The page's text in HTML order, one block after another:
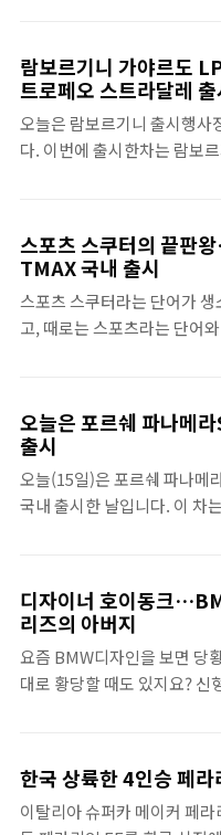
는 52kg•m(4,750rpm)을 발
도는 285km 인 차라고 합니
료이탈리안 하이 퍼포먼스 카
입사 ㈜FMK가 4인승 카브리
오 스포츠(Gra..
다. ^^ 사진도 찍었습니다.
터보 출시현장
람보르기니 가야르도
트로페오 스트라달레
뭐 이리 복잡해?
오늘은 람보르기니 출시행사
다. 이번에 출시한차는 람보
명 드리겠슴다. -- 가야르도
의 모델명입니다. 람보르기니
긴 작고 잘달리는 차를 가야
다. 람보르기니의 최고모델
은 오히려 뛰어나 레이스에
만 한국 소비자들은 이런 차보
고를 선호하는 모양입니다.
한 이름은 람보르기니의 독특
요. LP는 Longitudinal
스포츠 스쿠터의 끝판
TMAX 국내 출시
스포츠 스쿠터라는 단어가 생
고, 때로는 스포츠라는 단어
대로 '스쿠터'라면 50cc에,
깨 배달하는 그런 바이크 정도
도 있겠어요. 하지만 스포츠
를 합친 개념의 바이크도 있
주로 빅스쿠터라 불리는 모
쿠터들은 결국 스포츠성을 더
'스포츠 스쿠터'라는 장르를
장르가 갑작스레 얼마나 인기
콧대높던 BMW에서도 조만간
오늘은 포르쉐 파나메
출시
오늘(15일)은 포르쉐 파나메
국내 출시한 날입니다. 이 차
렁크 공간도 넓고. 스포츠카
에 가깝고. 포르쉐가 그렇게
들지 않는다고까지 하던 하이
접목 돼 있습니다. 사실 하이
고, 오늘은 사진먼저. 이 차....
들어오는건 바로. 이분 요즘
이싱모델 조상히님입니다.
디자이너 호이동크
리즈의 아버지
요즘 BMW디자인을 보면 당
대로 황당할 때도 있지요? 신
터쇼에는 깨끗한 차만 있는
러운 차도 있더군요. 새로나
한국 상륙한 4인승 페
이탈리아 슈퍼카 메이커 페